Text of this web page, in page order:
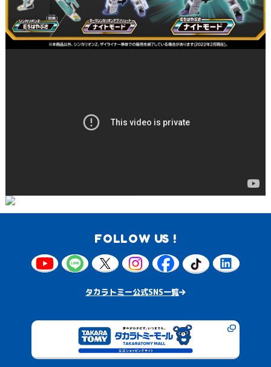
FOLLOW US !
タカラトミー公式SNS一覧